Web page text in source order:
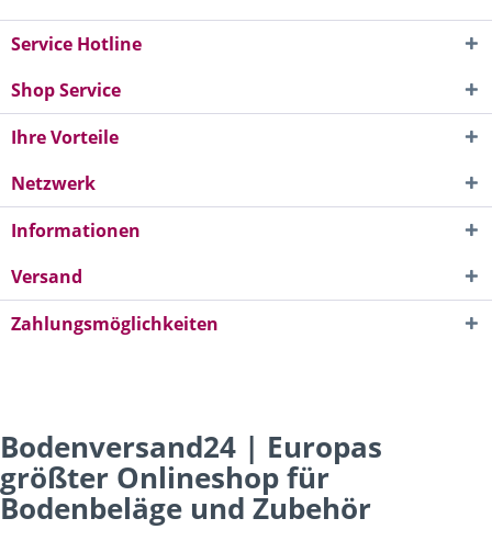
Service Hotline
Shop Service
Ihre Vorteile
Netzwerk
Informationen
Versand
Zahlungsmöglichkeiten
Bodenversand24 | Europas
größter Onlineshop für
Bodenbeläge und Zubehör